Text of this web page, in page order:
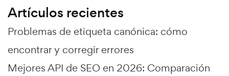
Artículos recientes
Problemas de etiqueta canónica: cómo
encontrar y corregir errores
Mejores API de SEO en 2026: Comparación